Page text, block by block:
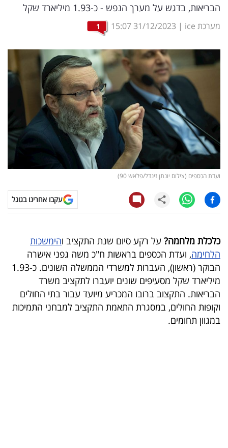
משפט
ומחקרים
רכילות
עסקית
קריפטו
עסקי
קריירה
ולימודים
מינויים
רייטינג
הבריאות, בדגש על מערך הנפש - כ-1.93 מיליארד שקל
מערכת ice |
31/12/2023
15:07
1
ועדת הכספים (צילום יונתן זינדל/פלאש 90)
עקבו אחרינו בגוגל
כלכלת מלחמה? על רקע סיום שנת התקציב והימשכות
הלחימה, ועדת הכספים בראשות ח"כ משה גפני אישרה
הבוקר (ראשון), העברות למשרדי הממשלה השונים. כ-1.93
מיליארד שקל מסעיפים שונים יועברו לתקציב משרד
הבריאות. התקצוב ברובו המכריע מיועד עבור בתי החולים
וקופות החולים, במסגרת התאמת התקציב למבחני התמיכות
במגוון תחומים.